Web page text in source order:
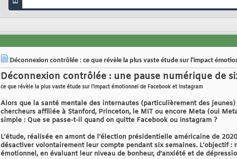
Déconnexion contrôlée : ce que révèle la plus vaste étude sur l'impact
Déconnexion contrôlée : une pause numérique de
ce que révèle la plus vaste étude sur l'impact émotionnel de Facebook et Instagram
Alors que la santé mentale des internautes (particulièrement des
chercheurs affiliée à Stanford, Princeton, le MIT ou encore Meta (oui
simple : Que se passe-t-il quand on quitte Facebook ou Instagram ?
L’étude, réalisée en amont de l’élection présidentielle américaine de
désactiver volontairement leur compte pendant six semaines. L’objectif
émotionnel, en évaluant leur niveau de bonheur, d’anxiété et de